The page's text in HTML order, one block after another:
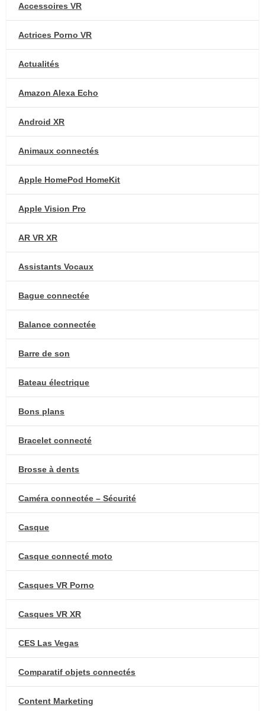
Accessoires VR
Actrices Porno VR
Actualités
Amazon Alexa Echo
Android XR
Animaux connectés
Apple HomePod HomeKit
Apple Vision Pro
AR VR XR
Assistants Vocaux
Bague connectée
Balance connectée
Barre de son
Bateau électrique
Bons plans
Bracelet connecté
Brosse à dents
Caméra connectée – Sécurité
Casque
Casque connecté moto
Casques VR Porno
Casques VR XR
CES Las Vegas
Comparatif objets connectés
Content Marketing